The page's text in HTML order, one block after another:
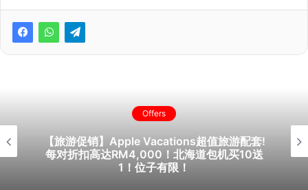
Offers
【旅游促销】Apple Vacations超值旅游配套!
每对折扣高达RM4,000！北海道包机买10送
1！位子有限！